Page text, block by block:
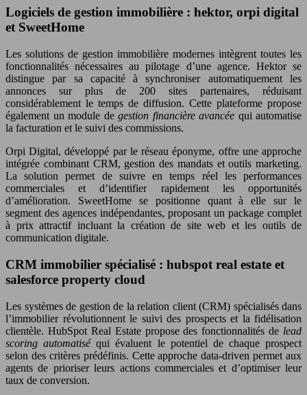
Logiciels de gestion immobilière : hektor, orpi digital
et SweetHome
Les solutions de gestion immobilière modernes intègrent toutes les
fonctionnalités nécessaires au pilotage d’une agence. Hektor se
distingue par sa capacité à synchroniser automatiquement les
annonces sur plus de 200 sites partenaires, réduisant
considérablement le temps de diffusion. Cette plateforme propose
également un module de gestion financière avancée qui automatise
la facturation et le suivi des commissions.
Orpi Digital, développé par le réseau éponyme, offre une approche
intégrée combinant CRM, gestion des mandats et outils marketing.
La solution permet de suivre en temps réel les performances
commerciales et d’identifier rapidement les opportunités
d’amélioration. SweetHome se positionne quant à elle sur le
segment des agences indépendantes, proposant un package complet
à prix attractif incluant la création de site web et les outils de
communication digitale.
CRM immobilier spécialisé : hubspot real estate et
salesforce property cloud
Les systèmes de gestion de la relation client (CRM) spécialisés dans
l’immobilier révolutionnent le suivi des prospects et la fidélisation
clientèle. HubSpot Real Estate propose des fonctionnalités de lead
scoring automatiséqui évaluent le potentiel de chaque prospect
selon des critères prédéfinis. Cette approche data-driven permet aux
agents de prioriser leurs actions commerciales et d’optimiser leur
taux de conversion.